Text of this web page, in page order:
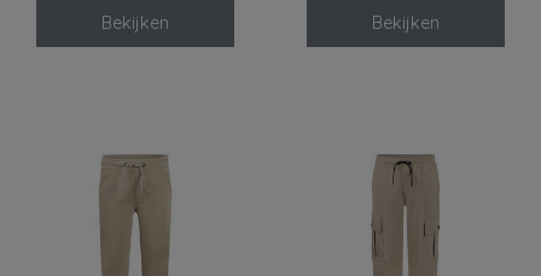
Bekijken Bekijken